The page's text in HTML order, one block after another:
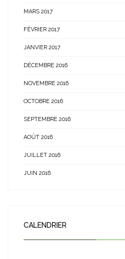
MARS 2017
FÉVRIER 2017
JANVIER 2017
DÉCEMBRE 2016
NOVEMBRE 2016
OCTOBRE 2016
SEPTEMBRE 2016
AOÛT 2016
JUILLET 2016
JUIN 2016
CALENDRIER